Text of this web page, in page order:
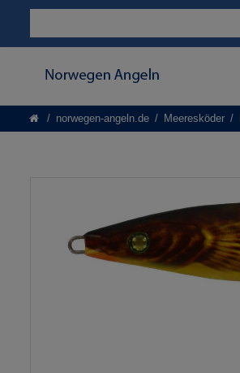
norwegen-angeln.de Meeresköder